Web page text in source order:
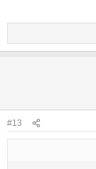
#13